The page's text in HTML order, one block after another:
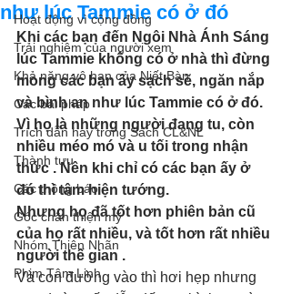
Hoạt động vì cộng đồng
Trải nghiệm của người xem
Khả năng vô hạn của Niết Bàn
Các bài pháp
Trích dẫn hay trong Sách CL&NL
Thành tựu
Các thông báo
Góc chân thiện mỹ
Nhóm Thiên Nhãn
Phim Tâm Linh
như lúc Tammie có ở đó
Khi các bạn đến Ngôi Nhà Ánh Sáng
lúc Tammie không có ở nhà thì đừng
mong các bạn ấy sạch sẽ, ngăn nắp
và bình an như lúc Tammie có ở đó.
Vì họ là những người đang tu, còn
nhiều méo mó và u tối trong nhận
thức . Nên khi chỉ có các bạn ấy ở
đó thì tâm hiện tướng.
Nhưng họ đã tốt hơn phiên bản cũ
của họ rất nhiều, và tốt hơn rất nhiều
người thế gian .
Và con đường vào thì hơi hẹp nhưng